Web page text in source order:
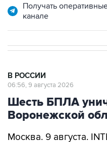
Шесть БПЛА
Воронежской
Москва. 9 августа.
шесть украинских